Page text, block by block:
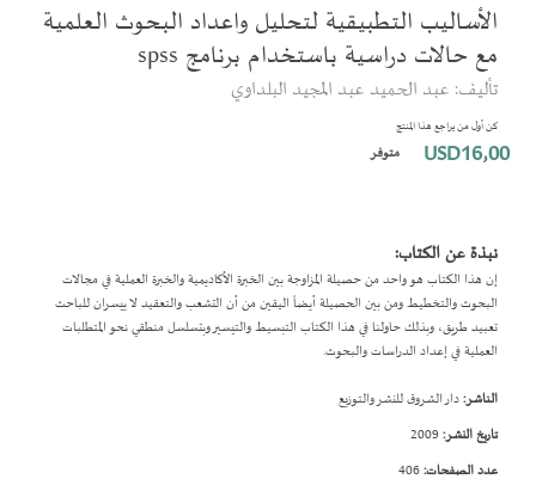
الأساليب التطبيقية لتحليل واعداد البحوث العلمية
مع حالات دراسية باستخدام برنامج spss
تأليف: عبد الحميد عبد المجيد البلداوي
كن أول من يراجع هذا المنتج
USD16٫00 متوفر
نبذة عن الكتاب:
إن هذا الكتاب هو واحد من حصيلة المزاوجة بين الخبرة الأكاديمية والخبرة العملية في مجالات
البحوث والتخطيط ومن بين الحصيلة أيضاً اليقين من أن التشعب والتعقيد لا ييسران للباحث
تعبيد طريق، وبذلك حاولنا في هذا الكتاب التبسيط والتيسير وبتسلسل منطقي نحو المتطلبات
العملية في إعداد الدراسات والبحوث.
الناشر:دار الشروق للنشر والتوزيع
تاريخ النشر:
عدد الصفحات:
تخطي
بداية
معرض